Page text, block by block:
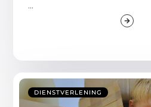
...
DIENSTVERLENING